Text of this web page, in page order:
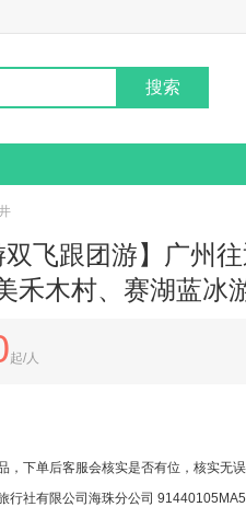
搜索
双飞跟团游】广州
禾木村、赛湖蓝冰
起/人
，下单后客服会核实是否有位，核实无
行社有限公司海珠分公司